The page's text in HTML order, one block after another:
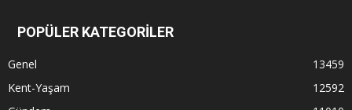
POPÜLER KATEGORİLER
Genel
13459
Kent-Yaşam
12592